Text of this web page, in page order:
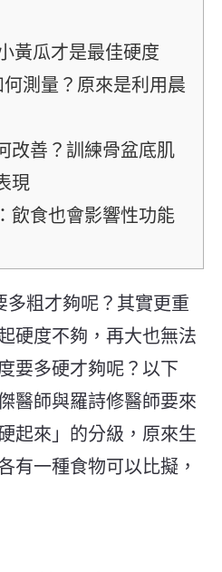
黃瓜才是最佳硬度
測量？原來是利用晨
改善？訓練骨盆底肌
現
飲食也會影響性功能
多粗才夠呢？其實更重
硬度不夠，再大也無法
要多硬才夠呢？以下
醫師與羅詩修醫師要來
起來」的分級，原來生
有一種食物可以比擬，